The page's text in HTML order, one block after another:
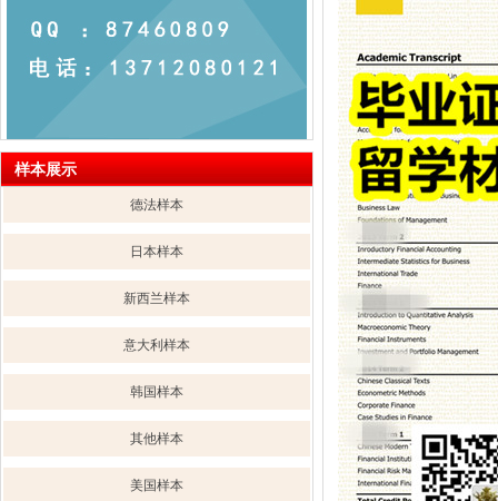
样本展示
德法样本
日本样本
新西兰样本
意大利样本
韩国样本
其他样本
美国样本